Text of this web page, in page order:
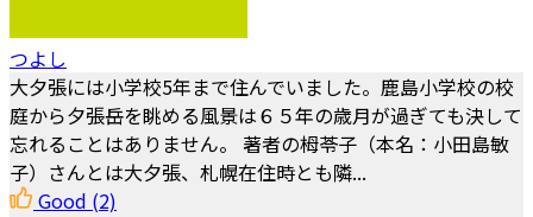
つよし
大夕張には小学校5年まで住んでいました。鹿島小学校の校
庭から夕張岳を眺める風景は６５年の歳月が過ぎても決して
忘れることはありません。 著者の栂苓子（本名：小田島敏
子）さんとは大夕張、札幌在住時とも隣...
Good (2)